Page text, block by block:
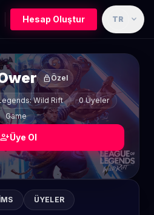
Hesap Oluştur TR expand_more
lockÖzel
Wild Rift
0 Üyeler
Game
person_addÜye Ol
ÜYELER